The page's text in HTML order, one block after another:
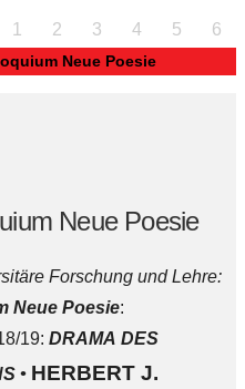
1 2 3 4 5 6
Neue Poesie
Neue Poesie
Forschung und Lehre:
Neue Poesie:
19: DRAMA DES
• HERBERT J.